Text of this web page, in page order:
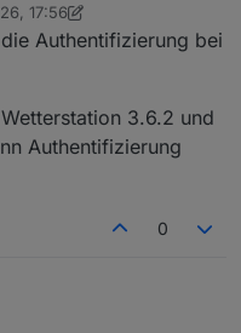
17:56
Authentifizierung bei
3.6.2 und
Authentifizierung
0